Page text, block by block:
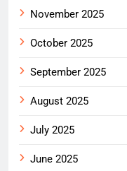
November 2025
October 2025
September 2025
August 2025
July 2025
June 2025